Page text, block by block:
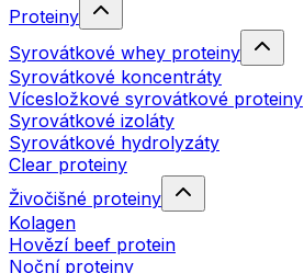
Proteiny
Syrovátkové whey proteiny
Syrovátkové koncentráty
Vícesložkové syrovátkové proteiny
Syrovátkové izoláty
Syrovátkové hydrolyzáty
Clear proteiny
Živočišné proteiny
Kolagen
Hovězí beef protein
Noční proteiny